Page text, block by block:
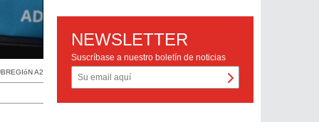
A2
NEWSLETTER
Suscríbase a nuestro boletín de noticias